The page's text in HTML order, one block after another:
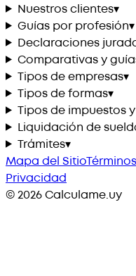
Nuestros clientes▾
Guías por profesión▾
Declaraciones
Comparativas y
Tipos de empresas▾
Tipos de formas▾
Tipos de impuestos
Liquidación de
Trámites▾
Mapa del Sitio
Privacidad
©2026Calculame.uy